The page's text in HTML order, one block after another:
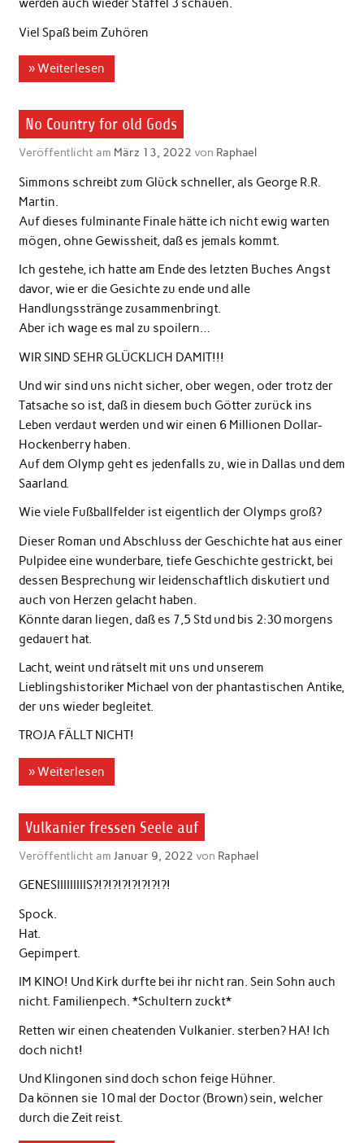
werden auch wieder Staffel 3 schauen.
Viel Spaß beim Zuhören
» Weiterlesen
No Country for old Gods
Veröffentlicht am März 13, 2022 von Raphael
Simmons schreibt zum Glück schneller, als George R.R.
Martin.
Auf dieses fulminante Finale hätte ich nicht ewig warten
mögen, ohne Gewissheit, daß es jemals kommt.
Ich gestehe, ich hatte am Ende des letzten Buches Angst
davor, wie er die Gesichte zu ende und alle
Handlungsstränge zusammenbringt.
Aber ich wage es mal zu spoilern…
WIR SIND SEHR GLÜCKLICH DAMIT!!!
Und wir sind uns nicht sicher, ober wegen, oder trotz der
Tatsache so ist, daß in diesem buch Götter zurück ins
Leben verdaut werden und wir einen 6 Millionen Dollar-
Hockenberry haben.
Auf dem Olymp geht es jedenfalls zu, wie in Dallas und dem
Saarland.
Wie viele Fußballfelder ist eigentlich der Olymps groß?
Dieser Roman und Abschluss der Geschichte hat aus einer
Pulpidee eine wunderbare, tiefe Geschichte gestrickt, bei
dessen Besprechung wir leidenschaftlich diskutiert und
auch von Herzen gelacht haben.
Könnte daran liegen, daß es 7,5 Std und bis 2:30 morgens
gedauert hat.
Lacht, weint und rätselt mit uns und unserem
Lieblingshistoriker Michael von der phantastischen Antike,
der uns wieder begleitet.
TROJA FÄLLT NICHT!
» Weiterlesen
Vulkanier fressen Seele auf
Veröffentlicht am Januar 9, 2022 von Raphael
GENESIIIIIIIIIS?!?!?!?!?!?!?!?!
Spock.
Hat.
Gepimpert.
IM KINO! Und Kirk durfte bei ihr nicht ran. Sein Sohn auch
nicht. Familienpech. *Schultern zuckt*
Retten wir einen cheatenden Vulkanier. sterben? HA! Ich
doch nicht!
Und Klingonen sind doch schon feige Hühner.
Da können sie 10 mal der Doctor (Brown) sein, welcher
durch die Zeit reist.